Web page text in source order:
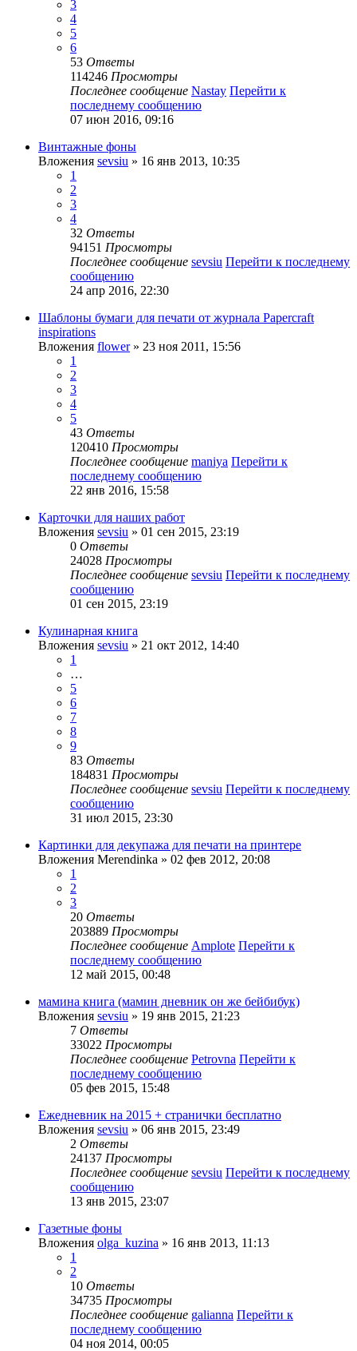
3
4
5
6
53 Ответы
114246 Просмотры
Последнее сообщение Nastay Перейти к
последнему сообщению
07 июн 2016, 09:16
Винтажные фоны
Вложения sevsiu » 16 янв 2013, 10:35
1
2
3
4
32 Ответы
94151 Просмотры
Последнее сообщение sevsiu Перейти к последнему
сообщению
24 апр 2016, 22:30
Шаблоны бумаги для печати от журнала Papercraft
inspirations
Вложения flower» 23 ноя 2011, 15:56
1
2
3
4
5
43 Ответы
120410 Просмотры
Последнее сообщение maniya Перейти к
последнему сообщению
22 янв 2016, 15:58
Карточки для наших работ
Вложения sevsiu » 01 сен 2015, 23:19
0 Ответы
24028 Просмотры
Последнее сообщение sevsiu Перейти к последнему
сообщению
01 сен 2015, 23:19
Кулинарная книга
Вложения sevsiu » 21 окт 2012, 14:40
1
…
5
6
7
8
9
83 Ответы
184831 Просмотры
Последнее сообщение sevsiu Перейти к последнему
сообщению
31 июл 2015, 23:30
Картинки для декупажа для печати на принтере
Вложения Merendinka » 02 фев 2012, 20:08
1
2
3
20 Ответы
203889 Просмотры
Последнее сообщение Amplote Перейти к
последнему сообщению
12 май 2015, 00:48
мамина книга (мамин дневник он же бейбибук)
Вложения sevsiu » 19 янв 2015, 21:23
7 Ответы
33022 Просмотры
Последнее сообщение Petrovna Перейти к
последнему сообщению
05 фев 2015, 15:48
Ежедневник на 2015 + странички бесплатно
Вложения sevsiu » 06 янв 2015, 23:49
2 Ответы
24137 Просмотры
Последнее сообщение sevsiu Перейти к последнему
сообщению
13 янв 2015, 23:07
Газетные фоны
Вложения olga_kuzina » 16 янв 2013, 11:13
1
2
10 Ответы
34735 Просмотры
Последнее сообщение galianna Перейти к
последнему сообщению
04 ноя 2014, 00:05